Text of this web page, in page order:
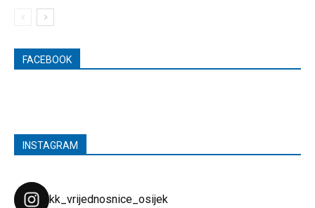
FACEBOOK
INSTAGRAM
kk_vrijednosnice_osijek